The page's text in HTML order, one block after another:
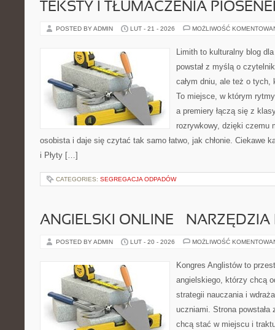
TEKSTY I TŁUMACZENIA
POSTED BY ADMIN LUT - 21 - 2026 MOŻLIWOŚĆ
Limith to kulturalny blog
powstał z myślą o
całym dniu, ale też o
To miejsce, w którym
a premiery łączą się z
rozrywkowy, dzięki czemu
osobista i daje się czytać tak samo łatwo, jak chłonie. Ciekawe
i Płyty […]
CATEGORIES: SEGREGACJA ODPADÓW
ANGIELSKI ONLINE – NARZĘDZIA
POSTED BY ADMIN LUT - 20 - 2026 MOŻLIWOŚĆ
Kongres Anglistów to
angielskiego, którzy chcą
strategii nauczania i
uczniami. Strona
chcą stać w miejscu i